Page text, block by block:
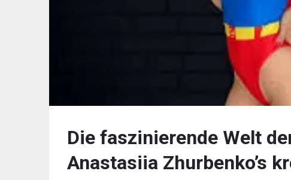
Die faszinierende Welt
Anastasiia Zhurbenko’s